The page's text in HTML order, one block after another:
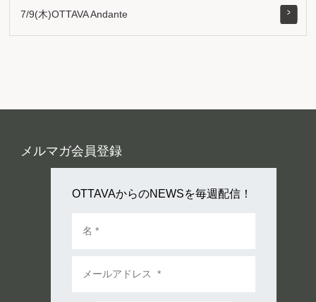
7/9(木)OTTAVA Andante
メルマガ会員登録
OTTAVAからのNEWSを毎週配信！